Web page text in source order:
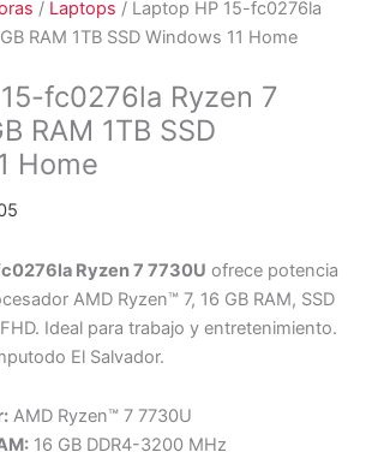
/ Laptops / Laptop HP 15-fc0276la
RAM 1TB SSD Windows 11 Home
fc0276la Ryzen 7
RAM 1TB SSD
Home
Ryzen 7 7730U ofrece potencia
AMD Ryzen™ 7, 16 GB RAM, SSD
Ideal para trabajo y entretenimiento.
El Salvador.
AMD Ryzen™ 7 7730U
16 GB DDR4-3200 MHz